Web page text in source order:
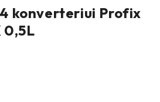
konverteriui Profix
0,5L